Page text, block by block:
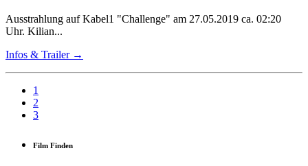
Ausstrahlung auf Kabel1 "Challenge" am 27.05.2019 ca. 02:20
Uhr. Kilian...
Infos & Trailer →
1
2
3
Film Finden